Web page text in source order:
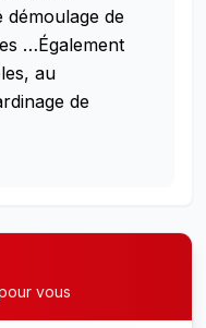
démoulage de
…Également
au
de
vous